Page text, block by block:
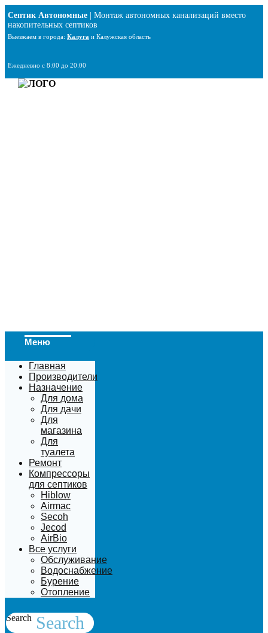
к
содержимому
Септик Автономные | Монтаж автономных канализаций вместо
накопительных септиков
Выезжаем в города: Калуга и Калужская область
Ежедневно с 8:00 до 20:00
Меню
Главная
Производители
Назначение
Для дома
Для дачи
Для
магазина
Для
туалета
Ремонт
Компрессоры
для септиков
Hiblow
Airmac
Secoh
Jecod
AirBio
Все услуги
Обслуживание
Водоснабжение
Бурение
Отопление
Search Search